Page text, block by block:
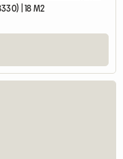
| 18 M2